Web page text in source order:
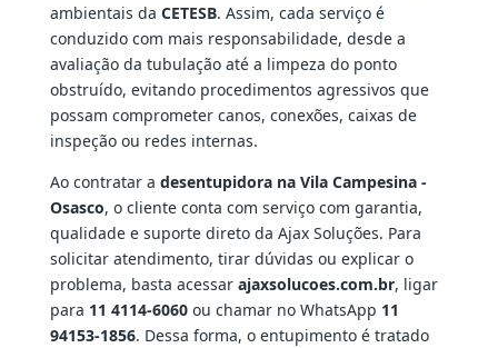
ambientais da CETESB. Assim, cada serviço é
conduzido com mais responsabilidade, desde a
avaliação da tubulação até a limpeza do ponto
obstruído, evitando procedimentos agressivos que
possam comprometer canos, conexões, caixas de
inspeção ou redes internas.
Ao contratar a desentupidora na Vila Campesina -
Osasco, o cliente conta com serviço com garantia,
qualidade e suporte direto da Ajax Soluções. Para
solicitar atendimento, tirar dúvidas ou explicar o
problema, basta acessar ajaxsolucoes.com.br, ligar
para 11 4114-6060ou chamar no WhatsApp 11
94153-1856. Dessa forma, o entupimento é tratado